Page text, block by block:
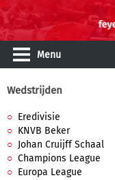
Menu
Wedstrijden
Eredivisie
KNVB Beker
Johan Cruijff Schaal
Champions League
Europa League